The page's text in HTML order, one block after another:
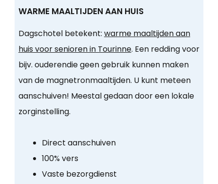
WARME MAALTIJDEN AAN HUIS
Dagschotel betekent: warme maaltijden aan
huis voor senioren in Tourinne. Een redding voor
bijv. ouderendie geen gebruik kunnen maken
van de magnetronmaaltijden. U kunt meteen
aanschuiven! Meestal gedaan door een lokale
zorginstelling.
Direct aanschuiven
100% vers
Vaste bezorgdienst